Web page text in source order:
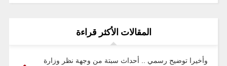
المقالات الأكثر قراءة
وأخيرا توضيح رسمي .. أحداث سبتة من وجهة نظر وزارة